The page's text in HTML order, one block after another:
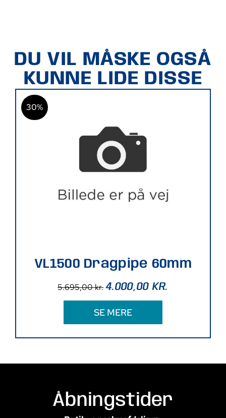
DU VIL MÅSKE OGSÅ
KUNNE LIDE DISSE
30%
VL1500 Dragpipe 60mm
5.695,00kr. 4.000,00KR.
SE MERE
Åbningstider